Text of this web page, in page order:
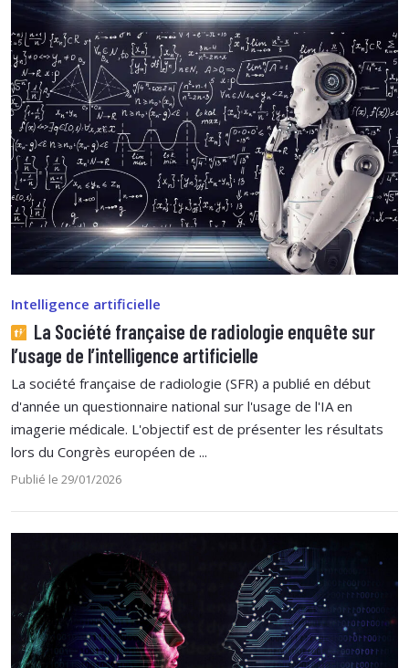
Intelligence artificielle
La Société française de radiologie enquête sur
l’usage de l’intelligence artificielle
La société française de radiologie (SFR) a publié en début
d'année un questionnaire national sur l'usage de l'IA en
imagerie médicale. L'objectif est de présenter les résultats
lors du Congrès européen de ...
Publié le 29/01/2026